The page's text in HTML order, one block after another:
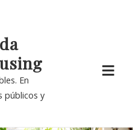
En
públicos y